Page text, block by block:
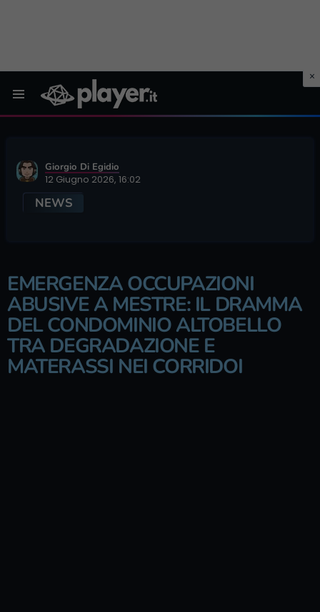
Giorgio Di Egidio
12 Giugno 2026, 16:02
NEWS
EMERGENZA OCCUPAZIONI
ABUSIVE A MESTRE: IL DRAMMA
DEL CONDOMINIO ALTOBELLO
TRA DEGRADAZIONE E
MATERASSI NEI CORRIDOI